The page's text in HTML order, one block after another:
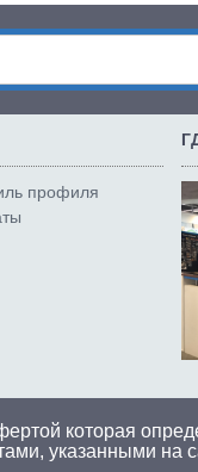
профиля
которая
, указанными на